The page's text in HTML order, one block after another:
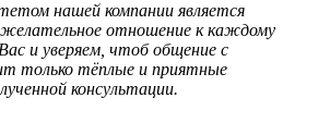
нашей компании является
отношение к каждому
и уверяем, чтоб общение с
только тёплые и приятные
консультации.